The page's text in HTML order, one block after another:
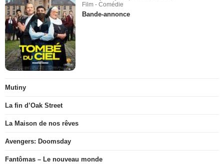
Film - Comédie
Bande-annonce
Mutiny
La fin d’Oak Street
La Maison de nos rêves
Avengers: Doomsday
Fantômas – Le nouveau monde